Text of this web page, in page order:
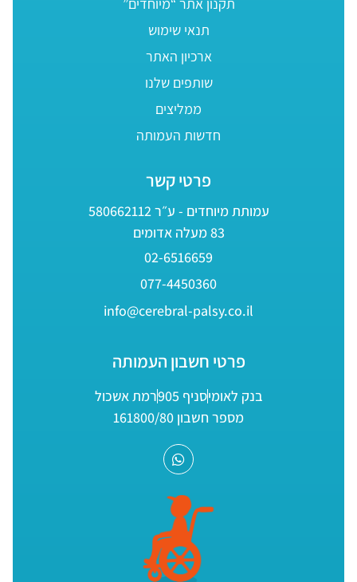
תנאי שימוש
ארכיון האתר
שותפים שלנו
ממליצים
חדשות העמותה
פרטי קשר
עמותת מיוחדים - ע״ר 580662112
83 מעלה אדומים
02-6516659
077-4450360
info@cerebral-palsy.co.il
פרטי חשבון העמותה
בנק לאומיסניף 905
רמת אשכול
מספר חשבון 161800/80